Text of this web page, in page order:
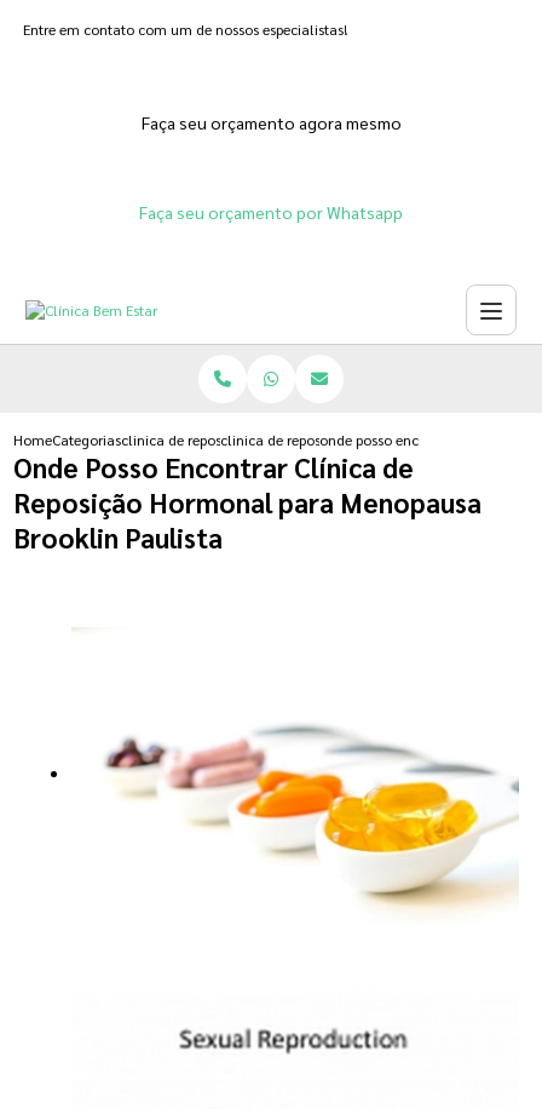
Entre em contato com um de nossos especialistas!
Faça seu orçamento agora mesmo
Faça seu orçamento por Whatsapp
HomeCategoriasclinica de reposicao hormonalclinica de reposicao hormonal natural
onde posso encontrar clinica de
Onde Posso Encontrar Clínica de
Reposição Hormonal para Menopausa
Brooklin Paulista